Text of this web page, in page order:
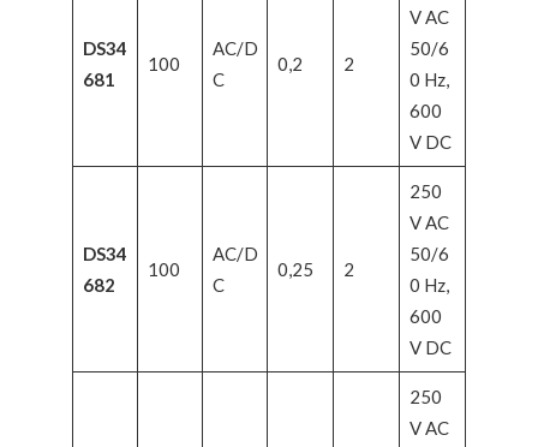
DS34
681
100
AC/D
C
0,2 2
V AC
50/6
0 Hz,
600
V DC
DS34
682
100
AC/D
C
0,25 2
250
V AC
50/6
0 Hz,
600
V DC
250
V AC